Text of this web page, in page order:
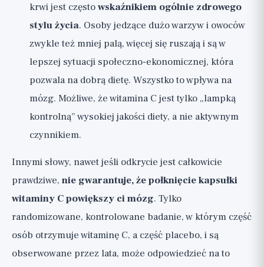
krwi jest częstowskaźnikiem ogólnie zdrowego
stylu życia. Osoby jedzące dużo warzyw i owoców
zwykle też mniej palą, więcej się ruszają i są w
lepszej sytuacji społeczno-ekonomicznej, która
pozwala na dobrą dietę. Wszystko to wpływa na
mózg. Możliwe, że witamina C jest tylko „lampką
kontrolną” wysokiej jakości diety, a nie aktywnym
czynnikiem.
Innymi słowy, nawet jeśli odkrycie jest całkowicie
prawdziwe, nie gwarantuje, że połknięcie kapsułki
witaminy C powiększy ci mózg. Tylko
randomizowane, kontrolowane badanie, w którym część
osób otrzymuje witaminę C, a część placebo, i są
obserwowane przez lata, może odpowiedzieć na to